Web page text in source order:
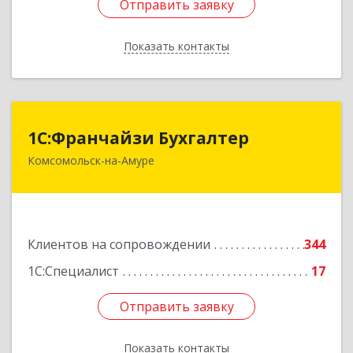
Отправить заявку
Показать контакты
Отправить заявку
Назад
1С:Франчайзи Бухгалтер
Комсомольск-на-Амуре
Клиентов на сопровождении
344
1С:Специалист
17
Отправить заявку
Показать контакты
1С:Франчайзи Бухгалтер
681000, Хабаровский край, Комсомольск-на-
Подробнее
Отправить заявку
Назад